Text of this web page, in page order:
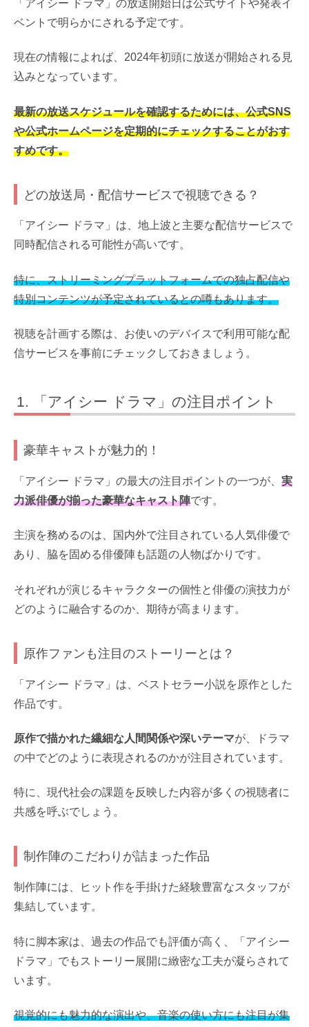
「アイシー ドラマ」の放送開始日は公式サイトや発表イ
ベントで明らかにされる予定です。
現在の情報によれば、2024年初頭に放送が開始される見
込みとなっています。
最新の放送スケジュールを確認するためには、公式SNS
や公式ホームページを定期的にチェックすることがおす
すめです。
どの放送局・配信サービスで視聴できる？
「アイシー ドラマ」は、地上波と主要な配信サービスで
同時配信される可能性が高いです。
特に、ストリーミングプラットフォームでの独占配信や
特別コンテンツが予定されているとの噂もあります。
視聴を計画する際は、お使いのデバイスで利用可能な配
信サービスを事前にチェックしておきましょう。
「アイシー ドラマ」の注目ポイント
豪華キャストが魅力的！
「アイシー ドラマ」の最大の注目ポイントの一つが、 実
力派俳優が揃った豪華なキャスト陣です。
主演を務めるのは、国内外で注目されている人気俳優で
あり、脇を固める俳優陣も話題の人物ばかりです。
それぞれが演じるキャラクターの個性と俳優の演技力が
どのように融合するのか、期待が高まります。
原作ファンも注目のストーリーとは？
「アイシー ドラマ」は、ベストセラー小説を原作とした
作品です。
原作で描かれた繊細な人間関係や深いテーマが、ドラマ
の中でどのように表現されるのかが注目されています。
特に、現代社会の課題を反映した内容が多くの視聴者に
共感を呼ぶでしょう。
制作陣のこだわりが詰まった作品
制作陣には、ヒット作を手掛けた経験豊富なスタッフが
集結しています。
特に脚本家は、過去の作品でも評価が高く、「アイシー
ドラマ」でもストーリー展開に緻密な工夫が凝らされて
います。
視覚的にも魅力的な演出や、音楽の使い方にも注目が集